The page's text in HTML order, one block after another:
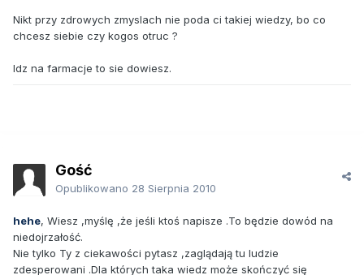
Nikt przy zdrowych zmyslach nie poda ci takiej wiedzy, bo co
chcesz siebie czy kogos otruc ?
Idz na farmacje to sie dowiesz.
Gość
Opublikowano 28 Sierpnia 2010
hehe, Wiesz ,myślę ,że jeśli ktoś napisze .To będzie dowód na
niedojrzałość.
Nie tylko Ty z ciekawości pytasz ,zaglądają tu ludzie
zdesperowani .Dla których taka wiedz może skończyć się